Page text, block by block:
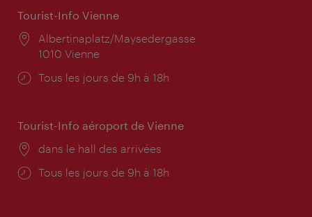
Tourist-Info Vienne
Lieu:
Albertinaplatz/Maysedergasse
1010 Vienne
Horaires
Tous les jours de 9h à 18h
Tourist-Info aéroport de Vienne
Lieu:
dans le hall des arrivées
Horaires
Tous les jours de 9h à 18h